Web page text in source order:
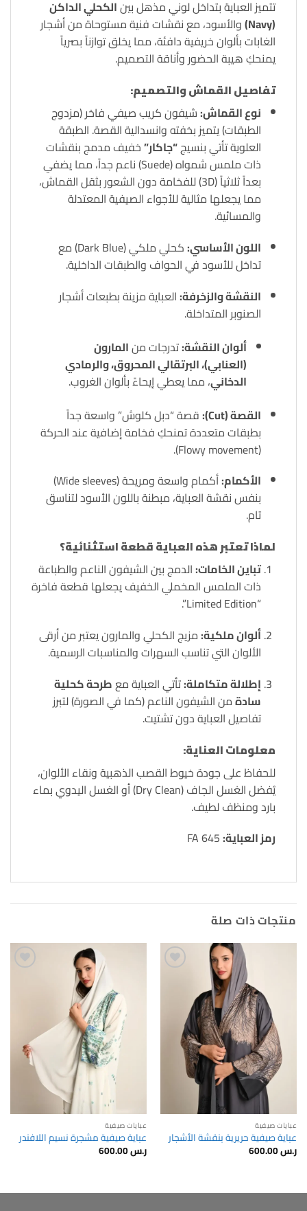
تتميز العباية بتداخل لوني مذهل بينالكحلي الداكن
(Navy)
والأسود، مع نقشات فنية مستوحاة من أشجار
الغابات بألوان خريفية دافئة، مما يخلق توازناً بصرياً
يمنحكِ هيبة الحضور وأناقة التصميم.
تفاصيل القماش والتصميم:
نوع القماش:شيفون كريب صيفي فاخر (مزدوج
الطبقات) يتميز بخفته وانسدالية القصة. الطبقة
العلوية تأتي بنسيج“جاكار”خفيف مدمج بنقشات
ذات ملمس شمواه (Suede) ناعم جداً، مما يضفي
بعداً ثلاثياً (3D) للفخامة دون الشعور بثقل القماش،
مما يجعلها مثالية للأجواء الصيفية المعتدلة
والمسائية.
اللون الأساسي:
كحلي ملكي (Dark Blue) مع
تداخل للأسود في الحواف والطبقات الداخلية.
النقشة والزخرفة:العباية مزينة بطبعات أشجار
الصنوبر المتداخلة.
ألوان النقشة:تدرجات منالمارون
(العنابي)، البرتقالي المحروق، والرمادي
الدخاني، مما يعطي إيحاءً بألوان الغروب.
القصة (Cut):
قصة “دبل كلوش” واسعة جداً
بطبقات متعددة تمنحكِ فخامة إضافية عند الحركة
(Flowy movement).
الأكمام:
أكمام واسعة ومريحة (Wide sleeves)
بنفس نقشة العباية، مبطنة باللون الأسود لتناسق
تام.
لماذا تعتبر هذه العباية قطعة استثنائية؟
تباين الخامات:الدمج بين الشيفون الناعم والطباعة
ذات الملمس المخملي الخفيف يجعلها قطعة فاخرة
“Limited Edition”.
ألوان ملكية:مزيج الكحلي والمارون يعتبر من أرقى
الألوان التي تناسب السهرات والمناسبات الرسمية.
إطلالة متكاملة:تأتي العباية معطرحة كحلية
سادةمن الشيفون الناعم (كما في الصورة) لتبرز
تفاصيل العباية دون تشتيت.
معلومات العناية:
للحفاظ على جودة خيوط القصب الذهبية ونقاء الألوان،
يُفضل الغسل الجاف (Dry Clean) أو الغسل اليدوي بماء
بارد ومنظف لطيف.
رمز العباية:
منتجات ذات صلة
عبايات صيفية
عباية صيفية حريرية بنقشة الأشجار
ر.س600.00
عبايات صيفية
عباية صيفية مشجرة نسيم اللافندر
ر.س600.00